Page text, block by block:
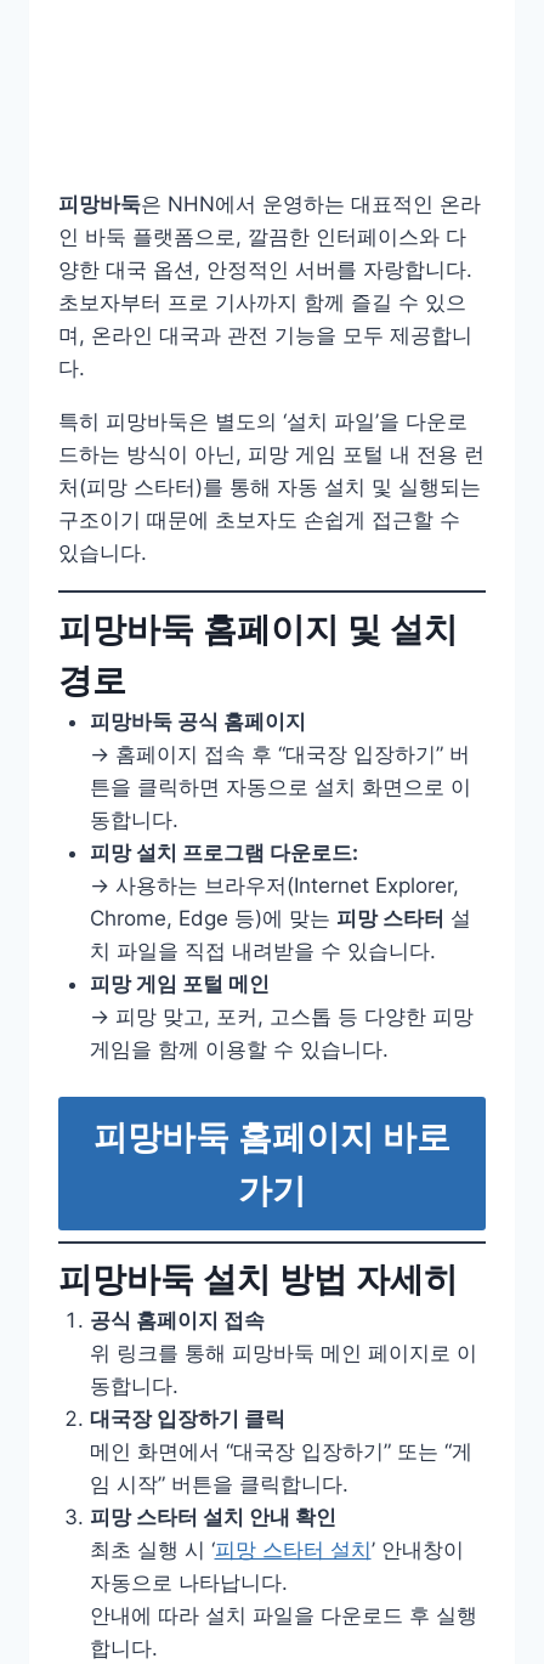
피망바둑은 NHN에서 운영하는 대표적인 온라
인 바둑 플랫폼으로, 깔끔한 인터페이스와 다
양한 대국 옵션, 안정적인 서버를 자랑합니다.
초보자부터 프로 기사까지 함께 즐길 수 있으
며, 온라인 대국과 관전 기능을 모두 제공합니
다.
특히 피망바둑은 별도의 ‘설치 파일’을 다운로
드하는 방식이 아닌, 피망 게임 포털 내 전용 런
처(피망 스타터)를 통해 자동 설치 및 실행되는
구조이기 때문에 초보자도 손쉽게 접근할 수
있습니다.
피망바둑 홈페이지 및 설치
경로
피망바둑 공식 홈페이지
→ 홈페이지 접속 후 “대국장 입장하기” 버
튼을 클릭하면 자동으로 설치 화면으로 이
동합니다.
피망 설치 프로그램 다운로드:
→ 사용하는 브라우저(Internet Explorer,
Chrome, Edge 등)에 맞는 피망 스타터 설
치 파일을 직접 내려받을 수 있습니다.
피망 게임 포털 메인
→ 피망 맞고, 포커, 고스톱 등 다양한 피망
게임을 함께 이용할 수 있습니다.
피망바둑 홈페이지 바로
가기
피망바둑 설치 방법 자세히
공식 홈페이지 접속
위 링크를 통해 피망바둑 메인 페이지로 이
동합니다.
대국장 입장하기 클릭
메인 화면에서 “대국장 입장하기” 또는 “게
임 시작” 버튼을 클릭합니다.
피망 스타터 설치 안내 확인
최초 실행 시 ‘피망 스타터 설치’ 안내창이
자동으로 나타납니다.
안내에 따라 설치 파일을 다운로드 후 실행
합니다.